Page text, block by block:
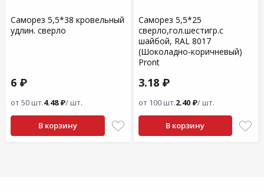
Саморез 5,5*38 кровельный
удлин. сверло
6 ₽
от 50 шт.4.48 ₽/ шт.
В корзину
Саморез 5,5*25
сверло,гол.шестигр.с
шайбой, RAL 8017
(Шоколадно-коричневый)
Pront
3.18 ₽
от 100 шт.2.40 ₽/ шт.
В корзину